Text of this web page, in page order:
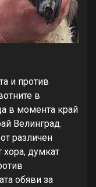
и против
в
в момента край
Велинград.
различен
хора, думкат
обяви за